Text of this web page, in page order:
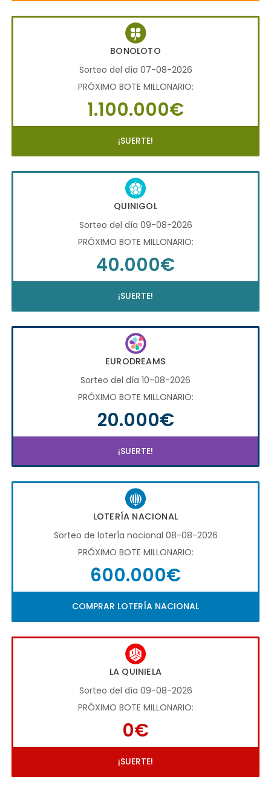
BONOLOTO
Sorteo del día 07-08-2026
PRÓXIMO BOTE MILLONARIO:
1.100.000€
¡SUERTE!
QUINIGOL
Sorteo del día 09-08-2026
PRÓXIMO BOTE MILLONARIO:
40.000€
¡SUERTE!
EURODREAMS
Sorteo del día 10-08-2026
PRÓXIMO BOTE MILLONARIO:
20.000€
¡SUERTE!
LOTERÍA NACIONAL
Sorteo de loterÍa nacional 08-08-2026
PRÓXIMO BOTE MILLONARIO:
600.000€
COMPRAR LOTERÍA NACIONAL
LA QUINIELA
Sorteo del día 09-08-2026
PRÓXIMO BOTE MILLONARIO:
0€
¡SUERTE!